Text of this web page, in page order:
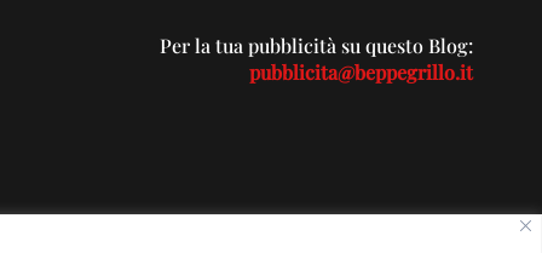
Per la tua pubblicità su questo Blog:
pubblicita@beppegrillo.it